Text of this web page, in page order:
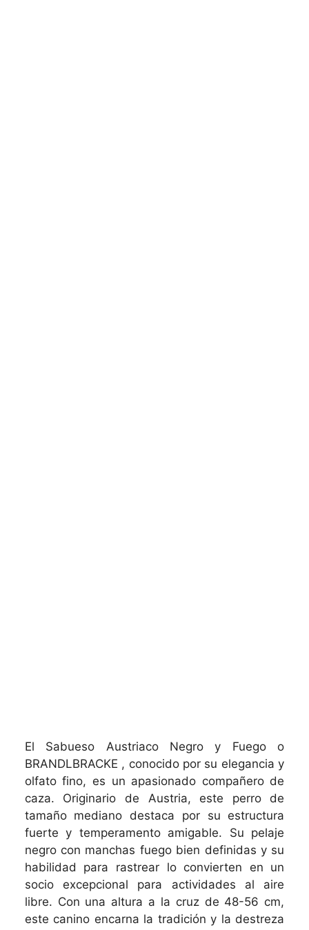
El Sabueso Austriaco Negro y Fuego o
BRANDLBRACKE , conocido por su elegancia y
olfato fino, es un apasionado compañero de
caza. Originario de Austria, este perro de
tamaño mediano destaca por su estructura
fuerte y temperamento amigable. Su pelaje
negro con manchas fuego bien definidas y su
habilidad para rastrear lo convierten en un
socio excepcional para actividades al aire
libre. Con una altura a la cruz de 48-56 cm,
este canino encarna la tradición y la destreza